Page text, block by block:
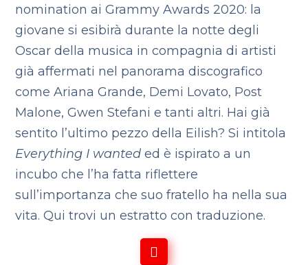
nomination ai Grammy Awards 2020: la
giovane si esibirà durante la notte degli
Oscar della musica in compagnia di artisti
già affermati nel panorama discografico
come Ariana Grande, Demi Lovato, Post
Malone, Gwen Stefani e tanti altri. Hai già
sentito l’ultimo pezzo della Eilish? Si intitola
Everything I wanteded è ispirato a un
incubo che l’ha fatta riflettere
sull’importanza che suo fratello ha nella sua
vita. Qui trovi un estratto con traduzione.